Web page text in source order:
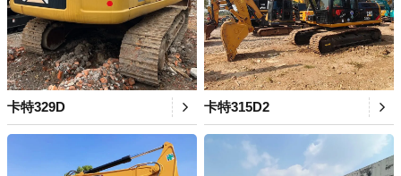
卡特329D 卡特315D2